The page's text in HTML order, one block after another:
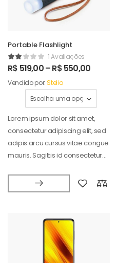
Portable Flashlight
1 Avaliações
R$ 519,00–R$550,00
Vendido por:Stelio
Lorem ipsum dolor sit amet,
consectetur adipiscing elit, sed
adipis arcu cursus vitae congue
mauris. Sagittis id consectetur